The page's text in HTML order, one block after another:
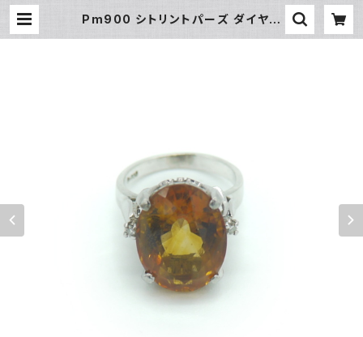
Pm900 シトリントパーズ ダイヤモ